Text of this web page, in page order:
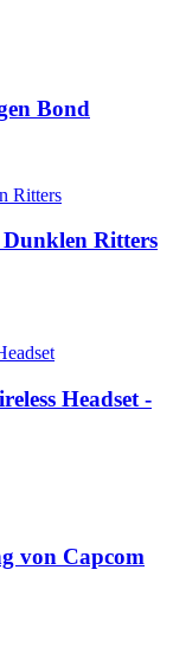
Bond
Dunklen Ritters
Headset -
von Capcom